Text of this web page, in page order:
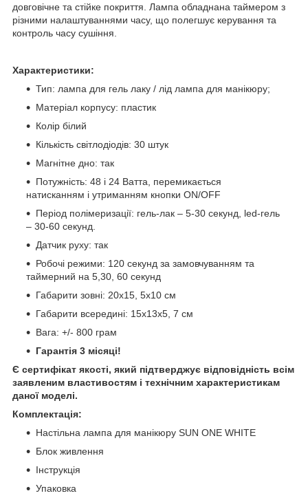
довговічне та стійке покриття. Лампа обладнана таймером з
різними налаштуваннями часу, що полегшує керування та
контроль часу сушіння.
Характеристики:
Тип: лампа для гель лаку / лід лампа для манікюру;
Матеріал корпусу: пластик
Колір білий
Кількість світлодіодів: 30 штук
Магнітне дно: так
Потужність: 48 і 24 Ватта, перемикається
натисканням і утриманням кнопки ON/OFF
Період полімеризації: гель-лак – 5-30 секунд, led-гель
– 30-60 секунд.
Датчик руху: так
Робочі режими: 120 секунд за замовчуванням та
таймерний на 5,30, 60 секунд
Габарити зовні: 20х15, 5х10 см
Габарити всередині: 15х13х5, 7 см
Вага: +/- 800 грам
Гарантія 3 місяці!
Є сертифікат якості, який підтверджує відповідність всім
заявленим властивостям і технічним характеристикам
даної моделі.
Комплектація:
Настільна лампа для манікюру SUN ONE WHITE
Блок живлення
Інструкція
Упаковка